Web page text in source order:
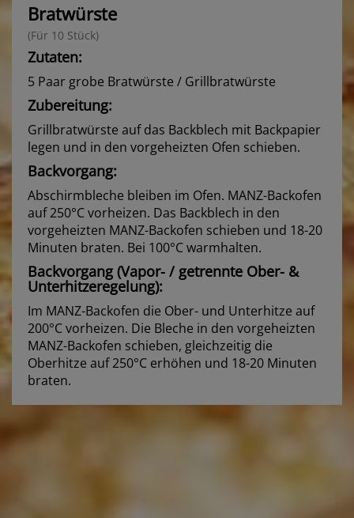
Bratwürste
(Für 10 Stück)
Zutaten:
5 Paar grobe Bratwürste / Grillbratwürste
Zubereitung:
Grillbratwürste auf das Backblech mit Backpapier
legen und in den vorgeheizten Ofen schieben.
Backvorgang:
Abschirmbleche bleiben im Ofen. MANZ-Backofen
auf 250°C vorheizen. Das Backblech in den
vorgeheizten MANZ-Backofen schieben und 18-20
Minuten braten. Bei 100°C warmhalten.
Backvorgang (Vapor- / getrennte Ober- &
Unterhitzeregelung):
Im MANZ-Backofen die Ober- und Unterhitze auf
200°C vorheizen. Die Bleche in den vorgeheizten
MANZ-Backofen schieben, gleichzeitig die
Oberhitze auf 250°C erhöhen und 18-20 Minuten
braten.